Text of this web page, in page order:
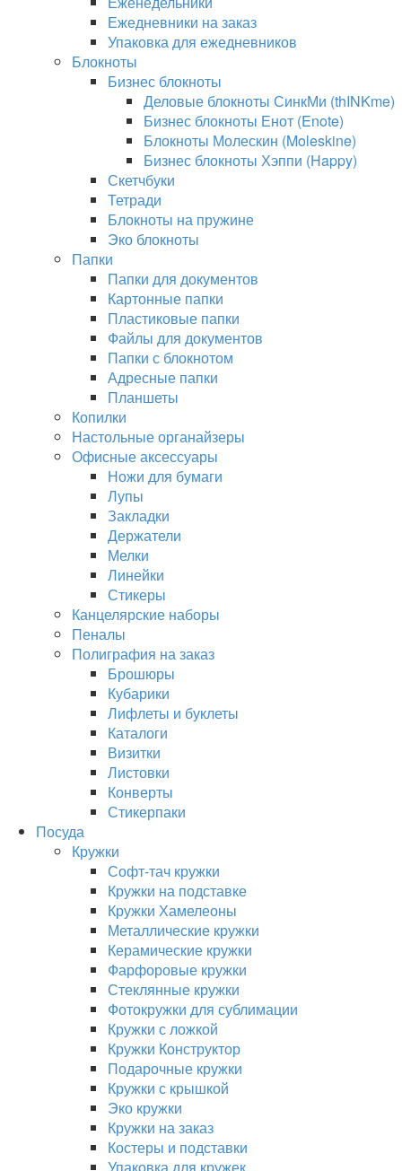
Ежедневники на заказ
Упаковка для ежедневников
Блокноты
Бизнес блокноты
Деловые блокноты СинкМи (thINKme)
Бизнес блокноты Енот (Enote)
Блокноты Молескин (Moleskine)
Бизнес блокноты Хэппи (Happy)
Скетчбуки
Тетради
Блокноты на пружине
Эко блокноты
Папки
Папки для документов
Картонные папки
Пластиковые папки
Файлы для документов
Папки с блокнотом
Адресные папки
Планшеты
Копилки
Настольные органайзеры
Офисные аксессуары
Ножи для бумаги
Лупы
Закладки
Держатели
Мелки
Линейки
Стикеры
Канцелярские наборы
Пеналы
Полиграфия на заказ
Брошюры
Кубарики
Лифлеты и буклеты
Каталоги
Визитки
Листовки
Конверты
Стикерпаки
Посуда
Кружки
Софт-тач кружки
Кружки на подставке
Кружки Хамелеоны
Металлические кружки
Керамические кружки
Фарфоровые кружки
Стеклянные кружки
Фотокружки для сублимации
Кружки с ложкой
Кружки Конструктор
Подарочные кружки
Кружки с крышкой
Эко кружки
Кружки на заказ
Костеры и подставки